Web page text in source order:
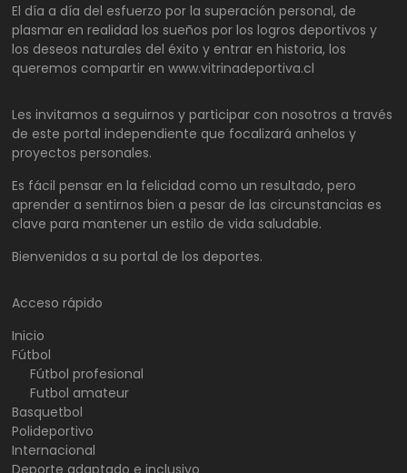
El día a día del esfuerzo por la superación personal, de
plasmar en realidad los sueños por los logros deportivos y
los deseos naturales del éxito y entrar en historia, los
queremos compartir en www.vitrinadeportiva.cl
Les invitamos a seguirnos y participar con nosotros a través
de este portal independiente que focalizará anhelos y
proyectos personales.
Es fácil pensar en la felicidad como un resultado, pero
aprender a sentirnos bien a pesar de las circunstancias es
clave para mantener un estilo de vida saludable.
Bienvenidos a su portal de los deportes.
Acceso rápido
Inicio
Fútbol
Fútbol profesional
Futbol amateur
Basquetbol
Polideportivo
Internacional
Deporte adaptado e inclusivo